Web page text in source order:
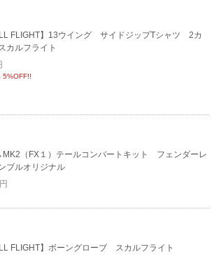
FLIGHT】13ウイング サイドジップTシャツ 2カ
カルフライト
5%OFF!!
（FX１）テールコンバートキット フェンダーレ
ブルオリジナル
FLIGHT】ボーングローブ スカルフライト